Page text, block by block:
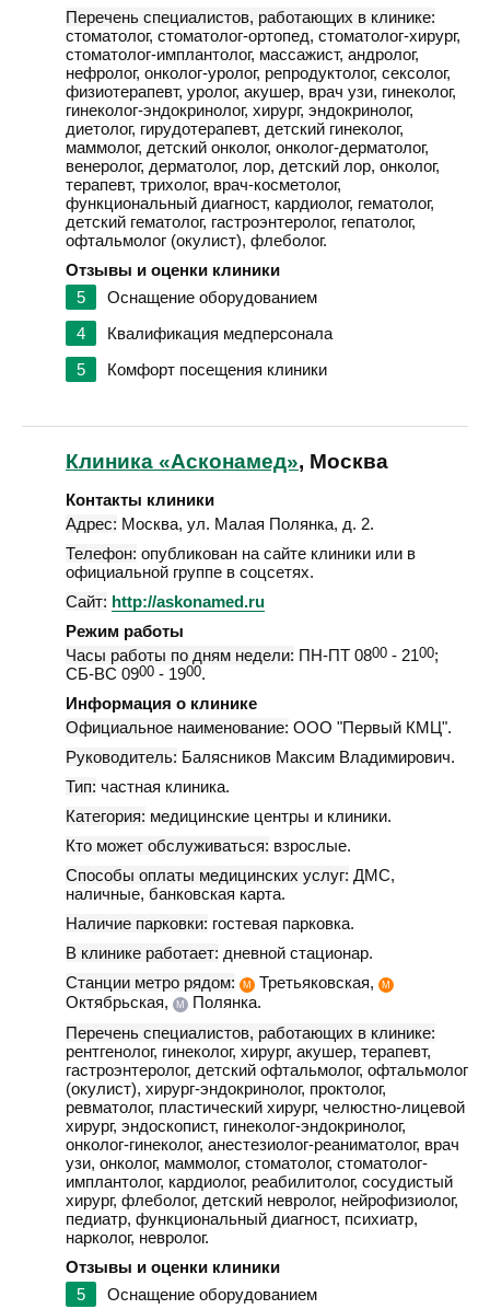
Перечень специалистов, работающих в клинике:
стоматолог, стоматолог-ортопед, стоматолог-хирург,
стоматолог-имплантолог, массажист, андролог,
нефролог, онколог-уролог, репродуктолог, сексолог,
физиотерапевт, уролог, акушер, врач узи, гинеколог,
гинеколог-эндокринолог, хирург, эндокринолог,
диетолог, гирудотерапевт, детский гинеколог,
маммолог, детский онколог, онколог-дерматолог,
венеролог, дерматолог, лор, детский лор, онколог,
терапевт, трихолог, врач-косметолог,
функциональный диагност, кардиолог, гематолог,
детский гематолог, гастроэнтеролог, гепатолог,
офтальмолог (окулист), флеболог.
Отзывы и оценки клиники
5
Оснащение оборудованием
4
Квалификация медперсонала
5
Комфорт посещения клиники
Клиника «Асконамед», Москва
Контакты клиники
Адрес: Москва, ул. Малая Полянка, д. 2.
Телефон: опубликован на сайте клиники или в
официальной группе в соцсетях.
Сайт: http://askonamed.ru
Режим работы
Часы работы по дням недели: ПН-ПТ 0800 - 2100;
СБ-ВС 0900 - 1900.
Информация о клинике
Официальное наименование: ООО "Первый КМЦ".
Руководитель: Балясников Максим Владимирович.
Тип: частная клиника.
Категория: медицинские центры и клиники.
Кто может обслуживаться: взрослые.
Способы оплаты медицинских услуг: ДМС,
наличные, банковская карта.
Наличие парковки: гостевая парковка.
В клинике работает: дневной стационар.
Станции метро рядом:
М Третьяковская, М
Октябрьская, М
Полянка.
Перечень специалистов, работающих в клинике:
рентгенолог, гинеколог, хирург, акушер, терапевт,
гастроэнтеролог, детский офтальмолог, офтальмолог
(окулист), хирург-эндокринолог, проктолог,
ревматолог, пластический хирург, челюстно-лицевой
хирург, эндоскопист, гинеколог-эндокринолог,
онколог-гинеколог, анестезиолог-реаниматолог, врач
узи, онколог, маммолог, стоматолог, стоматолог-
имплантолог, кардиолог, реабилитолог, сосудистый
хирург, флеболог, детский невролог, нейрофизиолог,
педиатр, функциональный диагност, психиатр,
нарколог, невролог.
Отзывы и оценки клиники
5
Оснащение оборудованием